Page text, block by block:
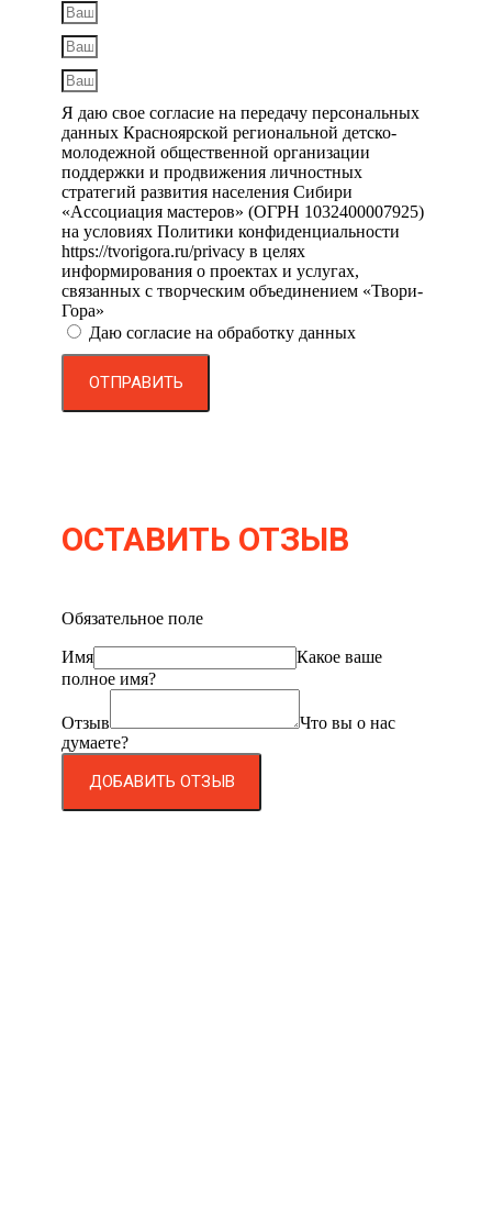
Я даю свое согласие на передачу персональных
данных Красноярской региональной детско-
молодежной общественной организации
поддержки и продвижения личностных
стратегий развития населения Сибири
«Ассоциация мастеров» (ОГРН 1032400007925)
на условиях Политики конфиденциальности
https://tvorigora.ru/privacy в целях
информирования о проектах и услугах,
связанных с творческим объединением «Твори-
Гора»
Даю согласие на обработку данных
ОТПРАВИТЬ
ОСТАВИТЬ ОТЗЫВ
Обязательное поле
Имя
Какое ваше
полное имя?
Отзыв
Что вы о нас
думаете?